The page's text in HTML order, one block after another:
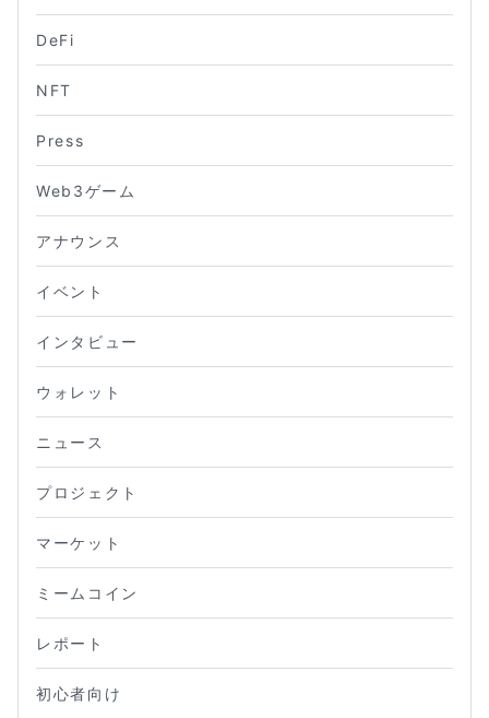
DeFi
NFT
Press
Web3ゲーム
アナウンス
イベント
インタビュー
ウォレット
ニュース
プロジェクト
マーケット
ミームコイン
レポート
初心者向け